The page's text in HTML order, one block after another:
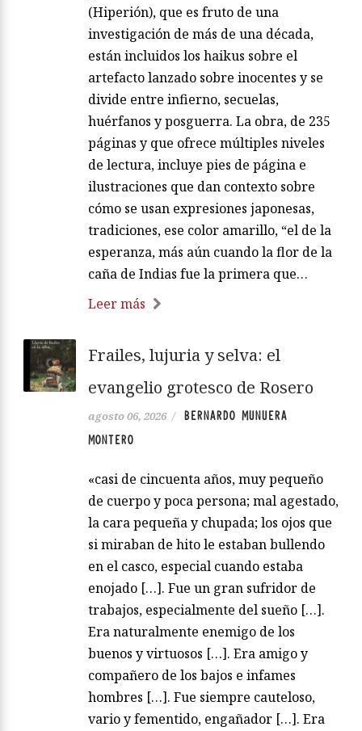
(Hiperión), que es fruto de una
investigación de más de una década,
están incluidos los haikus sobre el
artefacto lanzado sobre inocentes y se
divide entre infierno, secuelas,
huérfanos y posguerra. La obra, de 235
páginas y que ofrece múltiples niveles
de lectura, incluye pies de página e
ilustraciones que dan contexto sobre
cómo se usan expresiones japonesas,
tradiciones, ese color amarillo, “el de la
esperanza, más aún cuando la flor de la
caña de Indias fue la primera que…
Leer más
Frailes, lujuria y selva: el
evangelio grotesco de Rosero
agosto 06, 2026 /
BERNARDO MUNUERA
MONTERO
«casi de cincuenta años, muy pequeño
de cuerpo y poca persona; mal agestado,
la cara pequeña y chupada; los ojos que
si miraban de hito le estaban bullendo
en el casco, especial cuando estaba
enojado […]. Fue un gran sufridor de
trabajos, especialmente del sueño […].
Era naturalmente enemigo de los
buenos y virtuosos […]. Era amigo y
compañero de los bajos e infames
hombres […]. Fue siempre cauteloso,
vario y fementido, engañador […]. Era